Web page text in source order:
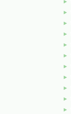
►
►
►
►
►
►
►
►
►
►
►